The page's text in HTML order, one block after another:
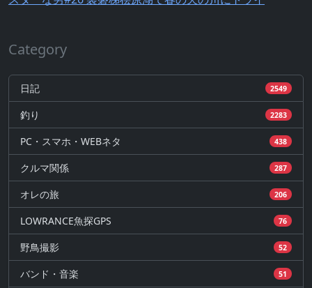
Category
日記 2549
釣り 2283
PC・スマホ・WEBネタ 438
クルマ関係 287
オレの旅 206
LOWRANCE魚探GPS 76
野鳥撮影 52
バンド・音楽 51